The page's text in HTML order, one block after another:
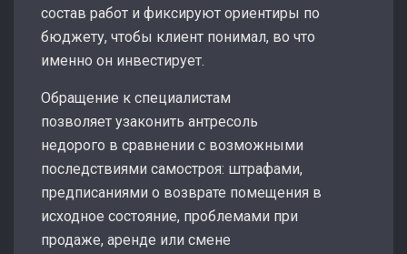
состав работ и фиксируют ориентиры по
бюджету, чтобы клиент понимал, во что
именно он инвестирует.
Обращение к специалистам
позволяет узаконить антресоль
недорого в сравнении с возможными
последствиями самостроя: штрафами,
предписаниями о возврате помещения в
исходное состояние, проблемами при
продаже, аренде или смене